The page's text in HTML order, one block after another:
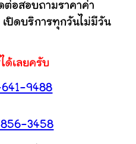
ต่อสอบถามราคาค่า
ปิดบริการทุกวันไม่มีวัน
ด้เลยครับ
9488
3458